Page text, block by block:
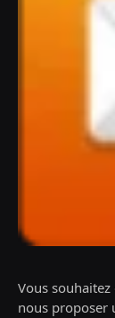
Vous
nous proposer